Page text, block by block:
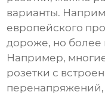
варианты.
европейского
дороже, но более
Например,
розетки с
перенапряжений,